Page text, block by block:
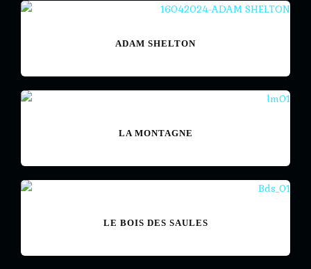
ADAM SHELTON
LA MONTAGNE
LE BOIS DES SAULES